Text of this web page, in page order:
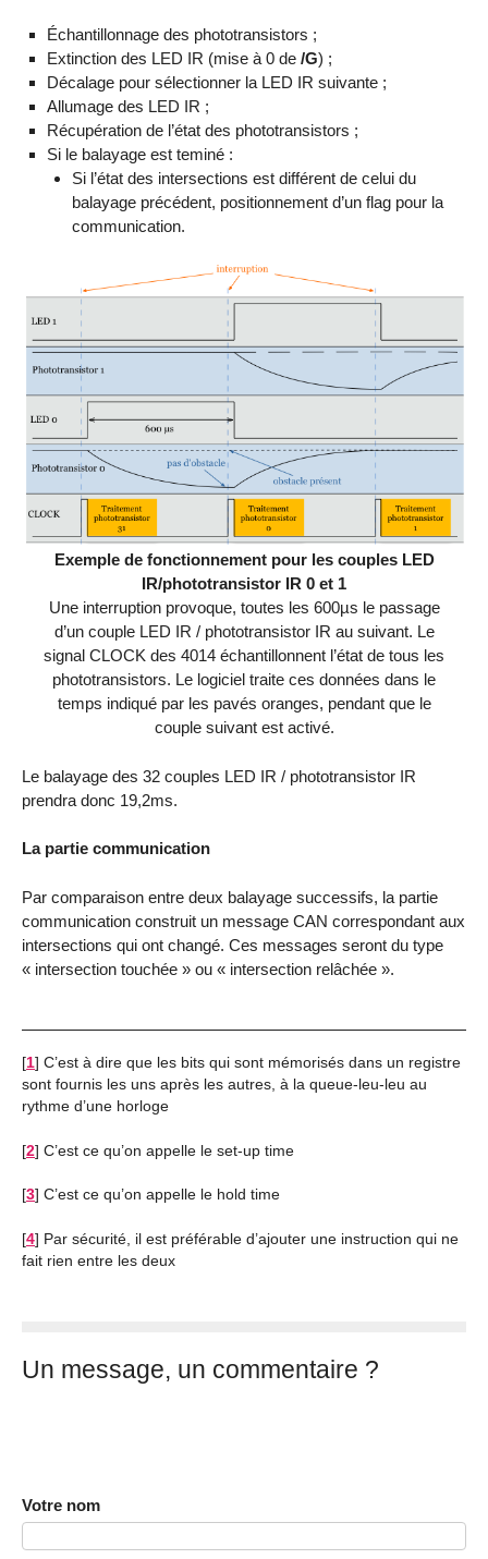
Échantillonnage des phototransistors ;
Extinction des LED IR (mise à 0 de /G) ;
Décalage pour sélectionner la LED IR suivante ;
Allumage des LED IR ;
Récupération de l’état des phototransistors ;
Si le balayage est teminé :
Si l’état des intersections est différent de celui du
balayage précédent, positionnement d’un flag pour la
communication.
Exemple de fonctionnement pour les couples LED
IR/phototransistor IR 0 et 1
Une interruption provoque, toutes les 600µs le passage
d’un couple LED IR / phototransistor IR au suivant. Le
signal CLOCK des 4014 échantillonnent l’état de tous les
phototransistors. Le logiciel traite ces données dans le
temps indiqué par les pavés oranges, pendant que le
couple suivant est activé.
Le balayage des 32 couples LED IR / phototransistor IR
prendra donc 19,2ms.
La partie communication
Par comparaison entre deux balayage successifs, la partie
communication construit un message CAN correspondant aux
intersections qui ont changé. Ces messages seront du type
« intersection touchée » ou « intersection relâchée ».
[1] C’est à dire que les bits qui sont mémorisés dans un registre
sont fournis les uns après les autres, à la queue-leu-leu au
rythme d’une horloge
[2] C’est ce qu’on appelle le set-up time
[3] C’est ce qu’on appelle le hold time
[4] Par sécurité, il est préférable d’ajouter une instruction qui ne
fait rien entre les deux
Un message, un commentaire ?
Votre nom